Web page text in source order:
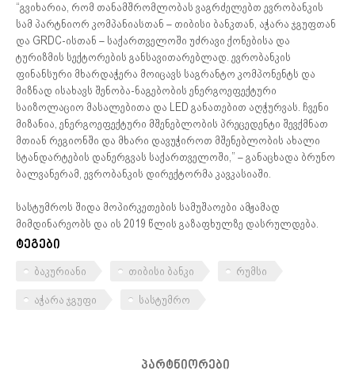
“გვიხარია, რომ თანამშრომლობას ვაგრძელებთ ევრობანკის
სამ პარტნიორ კომპანიასთან – თიბისი ბანკთან, აჭარა ჯგუფთან
და GRDC-ისთან – საქართველოში უძრავი ქონებისა და
ტურიზმის სექტორების განსავითარებლად. ევრობანკის
ფინანსური მხარდაჭერა მოიცავს საგრანტო კომპონენტს და
მიზნად ისახავს შენობა-ნაგებობის ენერგოეფექტური
საიზოლაციო მასალებითა და LED განათებით აღჭურვას. ჩვენი
მიზანია, ენერგოეფექტური მშენებლობის პრეცედენტი შევქმნათ
მთიან რეგიონში და მხარი დავუჭიროთ მშენებლობის ახალი
სტანდარტების დანერგვას საქართველოში,” – განაცხადა ბრუნო
ბალვანერამ, ევრობანკის დირექტორმა კავკასიაში.
სასტუმროს შიდა მოპირკეთების სამუშაოები ამჟამად
მიმდინარეობს და ის 2019 წლის გაზაფხულზე დასრულდება.
ტეგები
ბაკურიანი თიბისი ბანკი რუმსი
აჭარა ჯგუფი სასტუმრო
პარტნიორები